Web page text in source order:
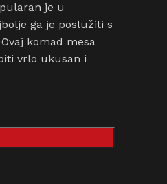
je u
ga je poslužiti s
komad mesa
vrlo ukusan i